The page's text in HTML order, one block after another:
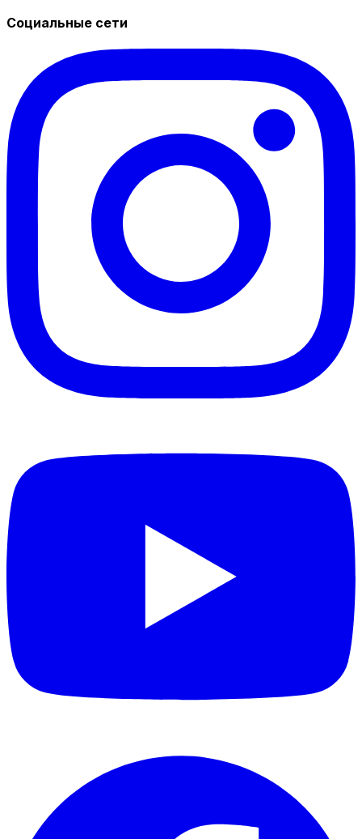
Социальные сети